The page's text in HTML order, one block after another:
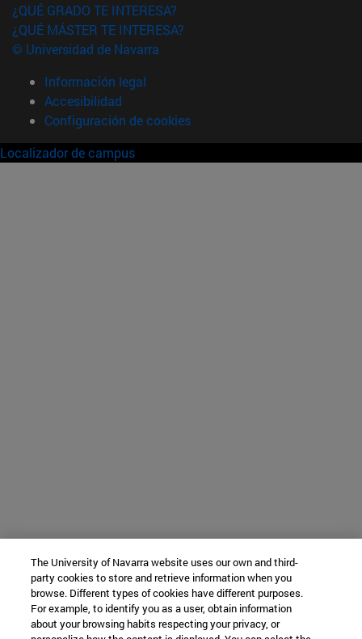
¿QUÉ GRADO TE INTERESA?
¿QUÉ MÁSTER TE INTERESA?
© Universidad de Navarra
Información legal
Accesibilidad
Configuración de cookies
Localizador de campus
The University of Navarra website uses our own and third-
party cookies to store and retrieve information when you
browse. Different types of cookies have different purposes.
For example, to identify you as a user, obtain information
about your browsing habits respecting your privacy, or